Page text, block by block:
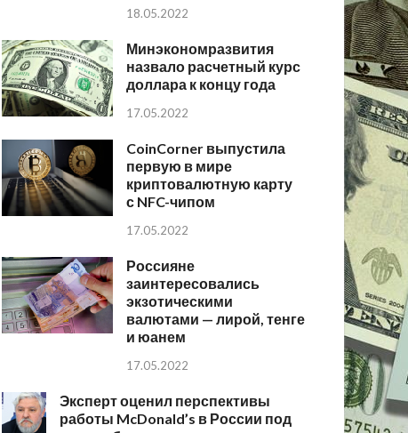
18.05.2022
Минэкономразвития
назвало расчетный курс
доллара к концу года
17.05.2022
CoinCorner выпустила
первую в мире
криптовалютную карту
с NFC-чипом
17.05.2022
Россияне
заинтересовались
экзотическими
валютами — лирой, тенге
и юанем
17.05.2022
Эксперт оценил перспективы
работы McDonald’s в России под